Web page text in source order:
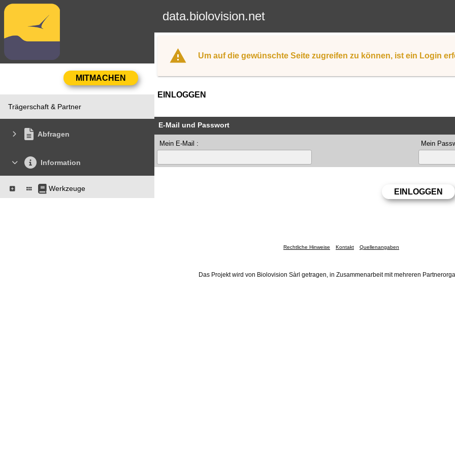
data.biolovision.net
Trägerschaft & Partner
Abfragen
Information
Werkzeuge
Um auf die gewünschte Seite zugreifen zu können, ist ein Login
EINLOGGEN
E-Mail und Passwort
Mein E-Mail : Mein
Rechtliche Hinweise Kontakt Quellenangaben
Das Projekt wird von Biolovision Sàrl getragen, in Zusammenarbeit mit mehreren